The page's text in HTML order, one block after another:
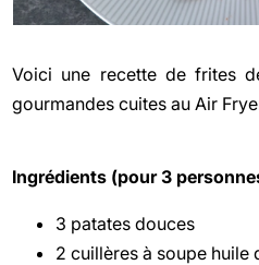
Voici une recette de frites
gourmandes cuites au Air
Ingrédients (pour 3
3 patates douces
2 cuillères à soupe huile